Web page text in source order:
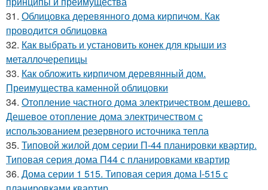
31. Облицовка деревянного дома кирпичом. Как
проводится облицовка
32. Как выбрать и установить конек для крыши из
металлочерепицы
33. Как обложить кирпичом деревянный дом.
Преимущества каменной облицовки
34. Отопление частного дома электричеством дешево.
Дешевое отопление дома электричеством с
использованием резервного источника тепла
35. Типовой жилой дом серии П-44 планировки квартир.
Типовая серия дома П44 с планировками квартир
36. Дома серии 1 515. Типовая серия дома I-515 с